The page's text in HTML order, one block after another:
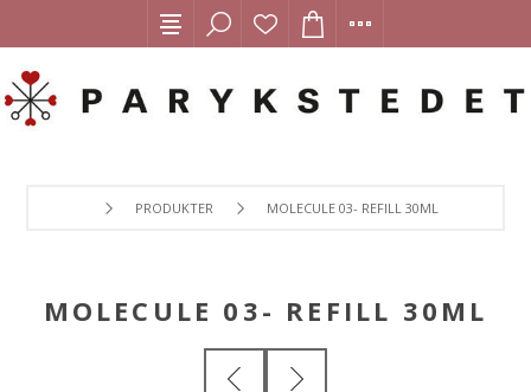
PRODUKTER MOLECULE 03- REFILL 30ML
MOLECULE 03- REFILL 30ML